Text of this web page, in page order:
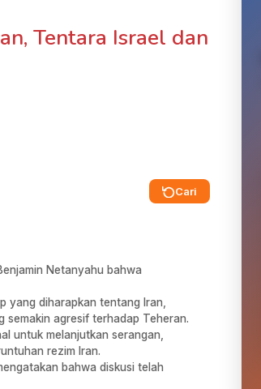
Tentara Israel dan
Cari
Netanyahu bahwa
yang diharapkan tentang Iran,
semakin agresif terhadap Teheran.
untuk melanjutkan serangan,
rezim Iran.
bahwa diskusi telah